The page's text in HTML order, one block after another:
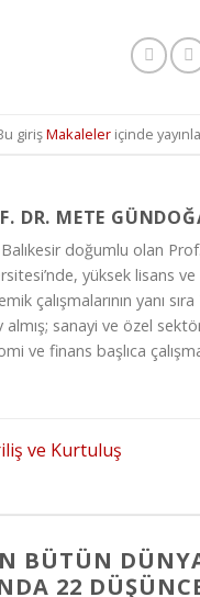
girişMakaleleriçinde
DR. METE
doğumlu olan
yüksek lisans
çalışmalarının yanı
almış; sanayi ve özel
ve finans başlıca
ve Kurtuluş
BÜTÜN
22